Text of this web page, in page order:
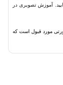
نمایید. آموزش تصویری در
مورد قبول است که